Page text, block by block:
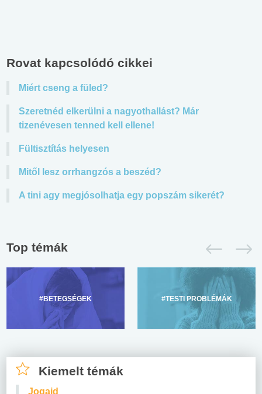
Rovat kapcsolódó cikkei
Miért cseng a füled?
Szeretnéd elkerülni a nagyothallást? Már
tizenévesen tenned kell ellene!
Fültisztítás helyesen
Mitől lesz orrhangzós a beszéd?
A tini agy megjósolhatja egy popszám sikerét?
Top témák
#BETEGSÉGEK #TESTI PROBLÉMÁK
Kiemelt témák
Jogaid